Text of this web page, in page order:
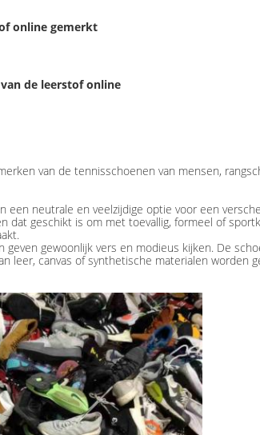
online gemerkt
de leerstof online
van de tennisschoenen van mensen,
een neutrale en veelzijdige optie voor een
dat geschikt is om met toevallig, formeel of
gewoonlijk vers en modieus kijken. De
leer, canvas of synthetische materialen worden